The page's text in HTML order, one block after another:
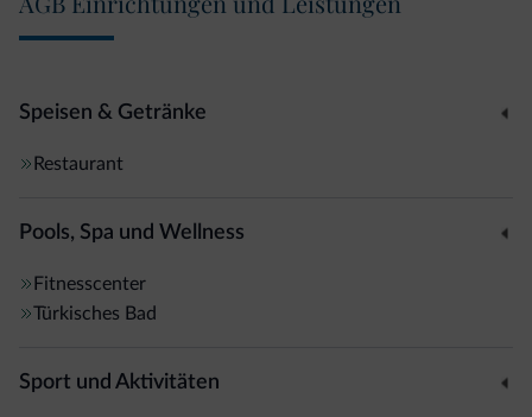
Speisen & Getränke
Restaurant
Pools, Spa und Wellness
Fitnesscenter
Türkisches Bad
Sport und Aktivitäten